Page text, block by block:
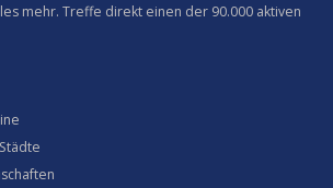
mehr. Treffe direkt einen der 90.000 aktiven